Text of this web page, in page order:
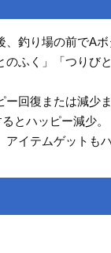
釣り場の前でA
ふく」「つり
回復または減少ま
とハッピー減少。
イテムゲットも